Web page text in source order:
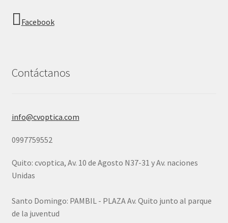
Facebook
Contáctanos
info@cvoptica.com
0997759552
Quito: cvoptica, Av. 10 de Agosto N37-31 y Av. naciones
Unidas
Santo Domingo: PAMBIL - PLAZA Av. Quito junto al parque
de la juventud